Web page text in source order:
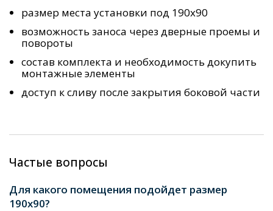
размер места установки под 190х90
возможность заноса через дверные проемы и
повороты
состав комплекта и необходимость докупить
монтажные элементы
доступ к сливу после закрытия боковой части
Частые вопросы
Для какого помещения подойдет размер
190х90?